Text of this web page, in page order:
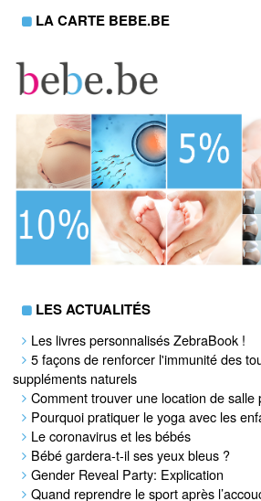
LA CARTE BEBE.BE
LES ACTUALITÉS
Les livres personnalisés ZebraBook !
5 façons de renforcer l'immunité des
suppléments naturels
Comment trouver une location de
Pourquoi pratiquer le yoga avec les
Le coronavirus et les bébés
Bébé gardera-t-il ses yeux bleus ?
Gender Reveal Party: Explication
Quand reprendre le sport après